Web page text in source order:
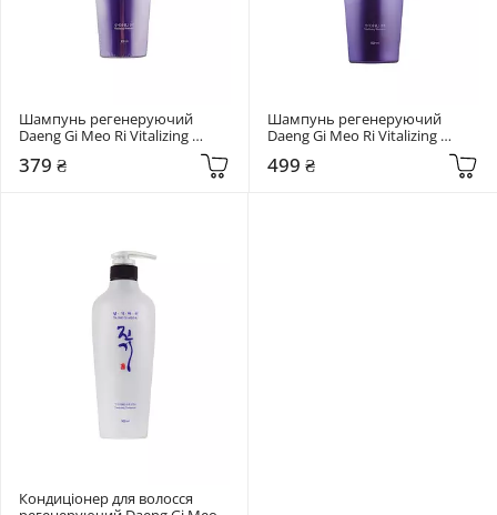
Шампунь регенеруючий
Daeng Gi Meo Ri Vitalizing
379 ₴
Шампунь регенеруючий
Daeng Gi Meo Ri Vitalizing
499 ₴
Кондиціонер для волосся